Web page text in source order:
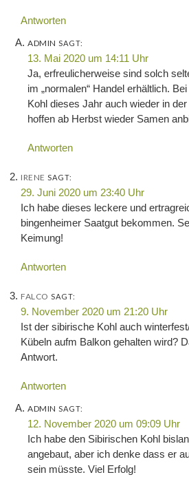
Antworten
ADMIN SAGT:
13. Mai 2020 um 14:11 Uhr
Ja, erfreulicherweise sind solch
im „normalen“ Handel erhältlich.
Kohl dieses Jahr auch wieder in
hoffen ab Herbst wieder Samen
Antworten
IRENE SAGT:
29. Juni 2020 um 23:40 Uhr
Ich habe dieses leckere und
bingenheimer Saatgut bekommen.
Keimung!
Antworten
FALCO SAGT:
9. November 2020 um 21:20 Uhr
Ist der sibirische Kohl auch
Kübeln aufm Balkon gehalten wird?
Antwort.
Antworten
ADMIN SAGT:
12. November 2020 um 09:09 Uhr
Ich habe den Sibirischen Kohl
angebaut, aber ich denke dass er
sein müsste. Viel Erfolg!